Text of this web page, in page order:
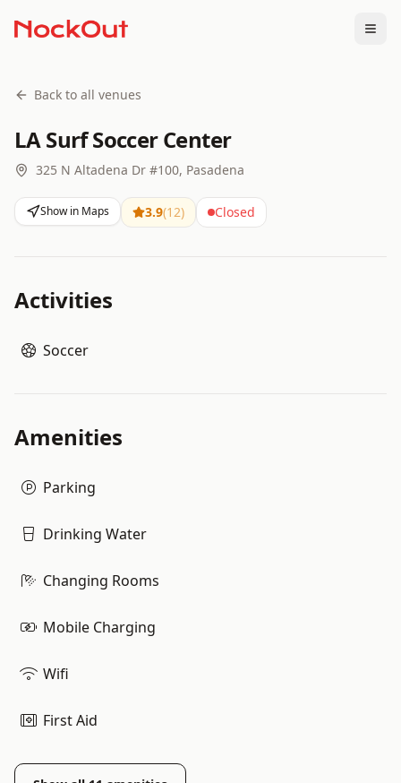
Back to all venues
LA Surf Soccer Center
325 N Altadena Dr #100, Pasadena
Show in Maps 3.9(12) Closed
Activities
Soccer
Amenities
Parking
Drinking Water
Changing Rooms
Mobile Charging
Wifi
First Aid